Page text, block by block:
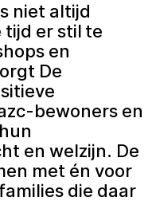
niet altijd
tijd er stil te
en
De
bewoners en
en welzijn. De
met én voor
die daar